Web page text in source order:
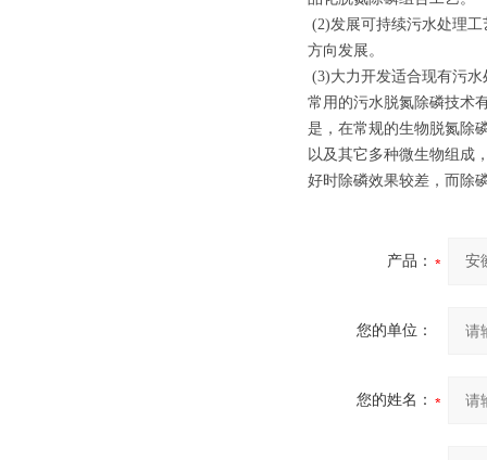
(2)发展可持续污水处理
方向发展。
(3)大力开发适合现有污
常用的污水脱氮除磷技术
是，在常规的生物脱氮除
以及其它多种微生物组成
好时除磷效果较差，而除
产品：
您的单位：
您的姓名：